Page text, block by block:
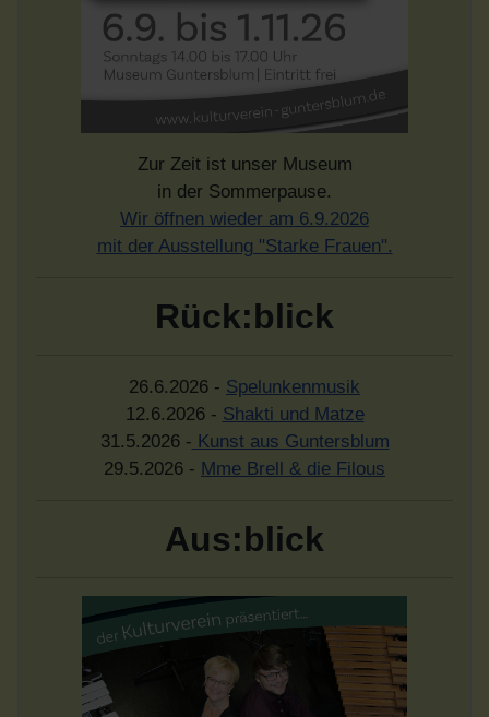
Zur Zeit ist unser Museum
in der Sommerpause.
Wir öffnen wieder am 6.9.2026
mit der Ausstellung "Starke Frauen".
Rück:blick
26.6.2026 - Spelunkenmusik
12.6.2026 - Shakti und Matze
31.5.2026 - Kunst aus Guntersblum
29.5.2026 - Mme Brell & die Filous
Aus:blick